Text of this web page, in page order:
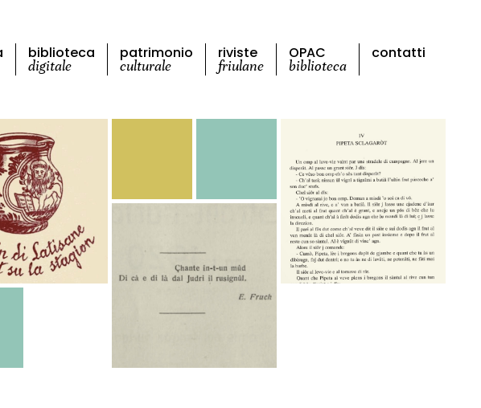
biblioteca
digitale
patrimonio
culturale
riviste
friulane
OPAC
biblioteca
contatti